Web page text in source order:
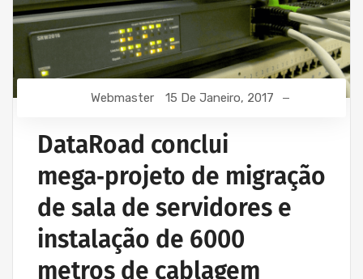
Webmaster 15 De Janeiro, 2017
DataRoad conclui
mega‑projeto de migração
de sala de servidores e
instalação de 6000
metros de cablagem